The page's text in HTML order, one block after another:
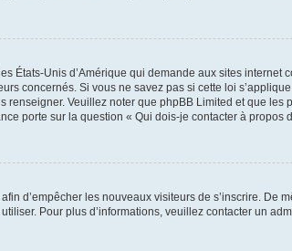
États-Unis d’Amérique qui demande aux sites
concernés. Si vous ne savez pas si cette loi
Veuillez noter que phpBB Limited et que les
porte sur la question « Qui dois-je contacter à propos
d’empêcher les nouveaux visiteurs de s’inscrire. De
Pour plus d’informations, veuillez contacter un